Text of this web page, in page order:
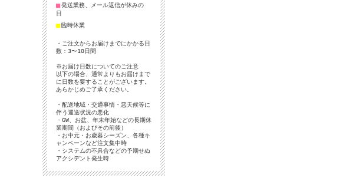
■発送業務、メール返信が休みの
日
■臨時休業
・ご注文からお届けまでにかかる日
数：3〜10日間
※お届け日数についてのご注意
以下の場合、通常よりもお届けまで
に日数を要することがございます。
あらかじめご了承ください。
・配送地域・交通事情・悪天候等に
伴う運送状況の悪化
・GW、お盆、年末年始などの長期休
業期間（およびその前後）
・お中元・お歳暮シーズン、各種キ
ャンペーンなど注文集中時
・システムの不具合などの予期せぬ
アクシデント発生時